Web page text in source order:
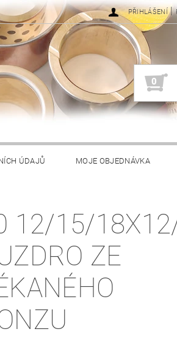
PŘIHLÁŠENÍ |
0
ÚDAJŮ MOJE OBJEDNÁVKA
12/15/
ZE